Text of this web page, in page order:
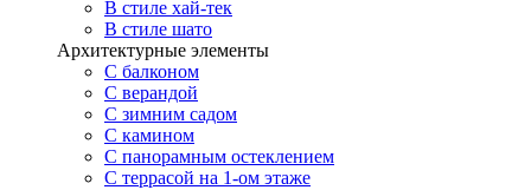
В стиле хай-тек
В стиле шато
Архитектурные элементы
С балконом
С верандой
С зимним садом
С камином
С панорамным остеклением
С террасой на 1-ом этаже